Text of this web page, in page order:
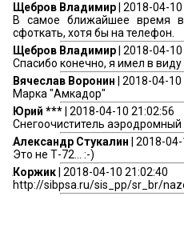
Щебров Владимир | 2018-04-
В самое ближайшее время
сфоткать, хотя бы на телефон.
Щебров Владимир | 2018-04-
Спасибо конечно, я имел в
Вячеслав Воронин | 2018-04-
Марка "Амкадор"
Юрий *** | 2018-04-10 21:02:56
Снегоочиститель аэродромный
Александр Стукалин | 2018-
Это не Т-72... :-)
Коржик | 2018-04-10 21:02:40
http://sibpsa.ru/sis_pp/sr_br/